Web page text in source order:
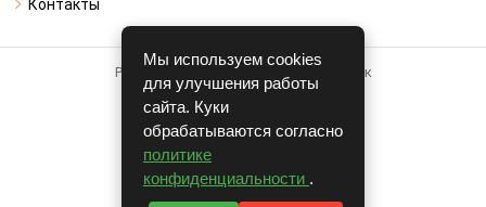
Контакты
Работает на системе для авторазборок
CARRO.БИЗНЕС
Полная версия
© COPYRIGHT 2026 г.
v1.1.24
Мы используем cookies
для улучшения работы
сайта. Куки
обрабатываются согласно
политике
конфиденциальности .